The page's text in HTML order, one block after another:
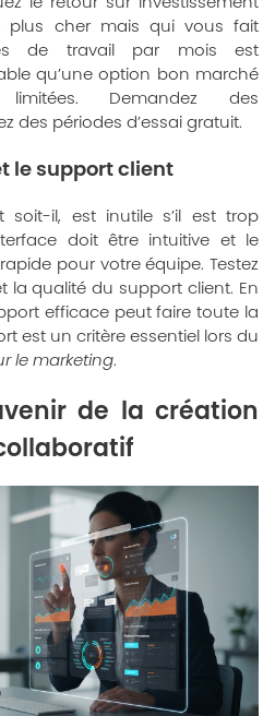
plus cher mais qui vous fait
de travail par mois est
qu’une option bon marché
Demandez des
des périodes d’essai gratuit.
le support client
soit-il, est inutile s’il est trop
doit être intuitive et le
pour votre équipe. Testez
la qualité du support client. En
efficace peut faire toute la
est un critère essentiel lors du
le marketing.
de la création